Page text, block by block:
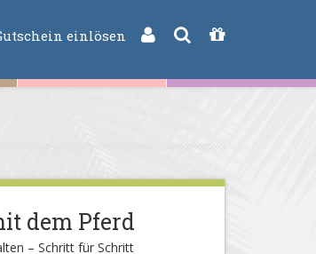
einlösen
dem Pferd
– Schritt für Schritt